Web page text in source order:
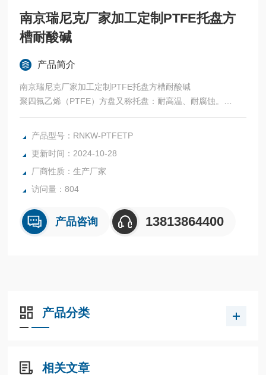
南京瑞尼克厂家加工定制PTFE托盘方
槽耐酸碱
产品简介
南京瑞尼克厂家加工定制PTFE托盘方槽耐酸碱
聚四氟乙烯（PTFE）方盘又称托盘：耐高温、耐腐蚀。
可定制各种规格形状四氟方盘。应用于成膜实验，样品液体脱
漏等。
在原子能、石油、无线电、电力机械、化学工业等重要部门。
产品型号：RNKW-PTFETP
更新时间：2024-10-28
厂商性质：生产厂家
访问量：804
产品咨询 13813864400
产品分类
相关文章